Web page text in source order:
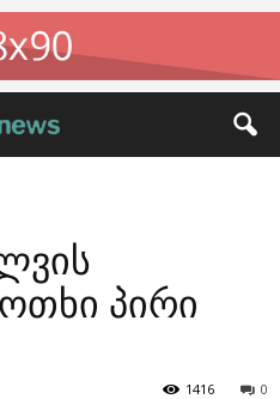
პირი
0
1416